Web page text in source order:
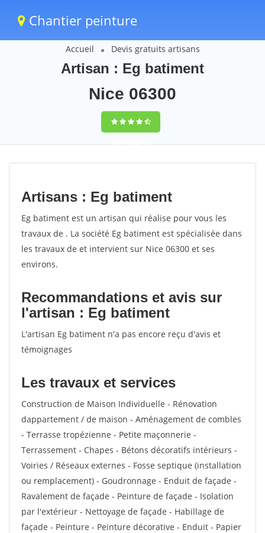
Chantier peinture
Accueil Devis gratuits artisans
Artisan : Eg batiment
Nice 06300
9,5(100%)72
votes
Artisans : Eg batiment
Eg batiment est un artisan qui réalise pour vous les
travaux de . La société Eg batiment est spécialisée dans
les travaux de et intervient sur Nice 06300 et ses
environs.
Recommandations et avis sur
l'artisan : Eg batiment
L'artisan Eg batiment n'a pas encore reçu d'avis et
témoignages
Les travaux et services
Construction de Maison Individuelle - Rénovation
dappartement / de maison - Aménagement de combles
- Terrasse tropézienne - Petite maçonnerie -
Terrassement - Chapes - Bétons décoratifs intérieurs -
Voiries / Réseaux externes - Fosse septique (installation
ou remplacement) - Goudronnage - Enduit de façade -
Ravalement de façade - Peinture de façade - Isolation
par l'extérieur - Nettoyage de façade - Habillage de
façade - Peinture - Peinture décorative - Enduit - Papier